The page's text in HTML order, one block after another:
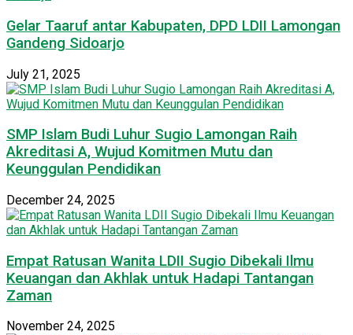
Gelar Taaruf antar Kabupaten, DPD LDII Lamongan
Gandeng Sidoarjo
July 21, 2025
SMP Islam Budi Luhur Sugio Lamongan Raih
Akreditasi A, Wujud Komitmen Mutu dan
Keunggulan Pendidikan
December 24, 2025
Empat Ratusan Wanita LDII Sugio Dibekali Ilmu
Keuangan dan Akhlak untuk Hadapi Tantangan
Zaman
November 24, 2025